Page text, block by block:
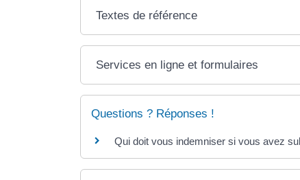
Textes de référence
Services en ligne et formulaires
Questions ? Réponses !
Qui doit vous indemniser si vous avez